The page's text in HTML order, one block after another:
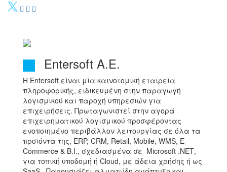
Entersoft A.E.
Η Entersoft είναι μία καινοτομική εταιρεία
πληροφορικής, ειδικευμένη στην παραγωγή
λογισμικού και παροχή υπηρεσιών για
επιχειρήσεις. Πρωταγωνιστεί στην αγορά
επιχειρηματικού λογισμικού προσφέροντας
ενοποιημένο περιβάλλον λειτουργίας σε όλα τα
προϊόντα της, ERP, CRM, Retail, Mobile, WMS, E-
Commerce & B.I., σχεδιασμένα σε Μicrosoft .ΝΕΤ,
για τοπική υποδομή ή Cloud, με άδεια χρήσης ή ως